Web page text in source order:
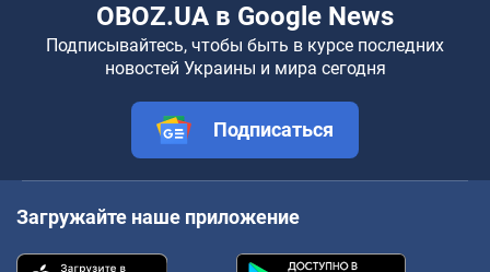
OBOZ.UA в Google News
Подписывайтесь, чтобы быть в курсе последних
новостей Украины и мира сегодня
Подписаться
Загружайте наше приложение